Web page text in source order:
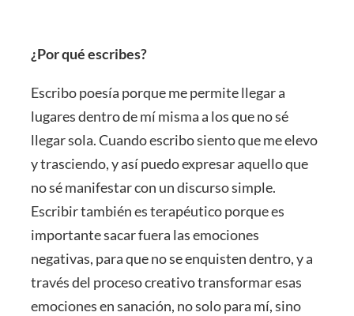
¿Por qué escribes?
Escribo poesía porque me permite llegar a
lugares dentro de mí misma a los que no sé
llegar sola. Cuando escribo siento que me elevo
y trasciendo, y así puedo expresar aquello que
no sé manifestar con un discurso simple.
Escribir también es terapéutico porque es
importante sacar fuera las emociones
negativas, para que no se enquisten dentro, y a
través del proceso creativo transformar esas
emociones en sanación, no solo para mí, sino